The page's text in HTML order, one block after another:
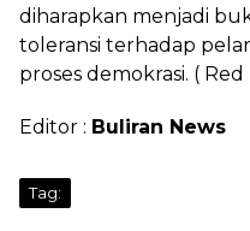
diharapkan menjadi
toleransi terhadap
proses demokrasi. ( Red
Editor : Buliran News
Tag: